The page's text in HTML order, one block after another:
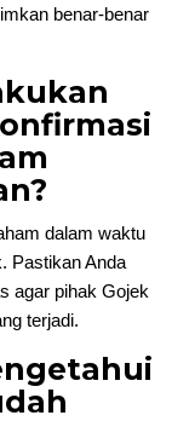
benar-benar
dalam waktu
Pastikan Anda
agar pihak Gojek
terjadi.